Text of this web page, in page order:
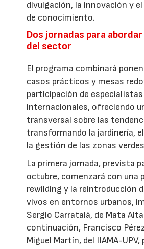
divulgación, la innovación y
de conocimiento.
Dos jornadas para
del sector
El programa combinará
casos prácticos y mesas
participación de
internacionales, ofreciendo
transversal sobre las
transformando la jardinería,
la gestión de las zonas
La primera jornada, prevista
octubre, comenzará con una
rewilding y la reintroducción
vivos en entornos urbanos,
Sergio Carratalá, de Mata
continuación, Francisco
Miguel Martín, del IIAMA-